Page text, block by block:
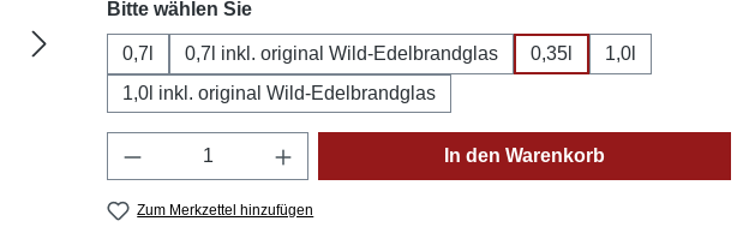
Bitte wählen Sieauswählen
0,7l 0,7l inkl. original Wild-Edelbrandglas 0,35l
1,0l
1,0l inkl. original Wild-Edelbrandglas
Produkt Anzahl: Gib den gewünschten Wert ein
In den Warenkorb
Zum Merkzettel hinzufügen